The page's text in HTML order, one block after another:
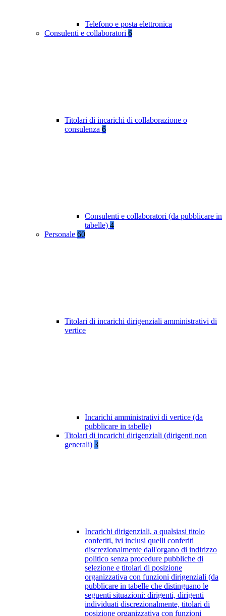
Telefono e posta elettronica
Consulenti e collaboratori 6
Titolari di incarichi di collaborazione o
consulenza 6
Consulenti e collaboratori (da pubblicare in
tabelle) 4
Personale 60
Titolari di incarichi dirigenziali amministrativi di
vertice
Incarichi amministrativi di vertice (da
pubblicare in tabelle)
Titolari di incarichi dirigenziali (dirigenti non
generali) 3
Incarichi dirigenziali, a qualsiasi titolo
conferiti, ivi inclusi quelli conferiti
discrezionalmente dall'organo di indirizzo
politico senza procedure pubbliche di
selezione e titolari di posizione
organizzativa con funzioni dirigenziali (da
pubblicare in tabelle che distinguano le
seguenti situazioni: dirigenti, dirigenti
individuati discrezionalmente, titolari di
posizione organizzativa con funzioni